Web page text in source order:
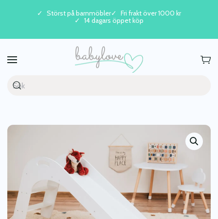
Skip to main content
Störst på barnmöbler
Fri frakt över 1000 kr
14 dagars öppet köp